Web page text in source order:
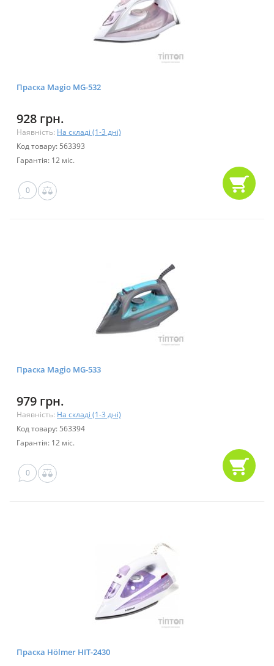
Праска Magio MG-532
928 грн.
Наявність: На складі (1-3 дні)
Код товару: 563393
Гарантія: 12 міс.
0
Праска Magio MG-533
979 грн.
Наявність: На складі (1-3 дні)
Код товару: 563394
Гарантія: 12 міс.
0
Праска Hölmer HIT-2430